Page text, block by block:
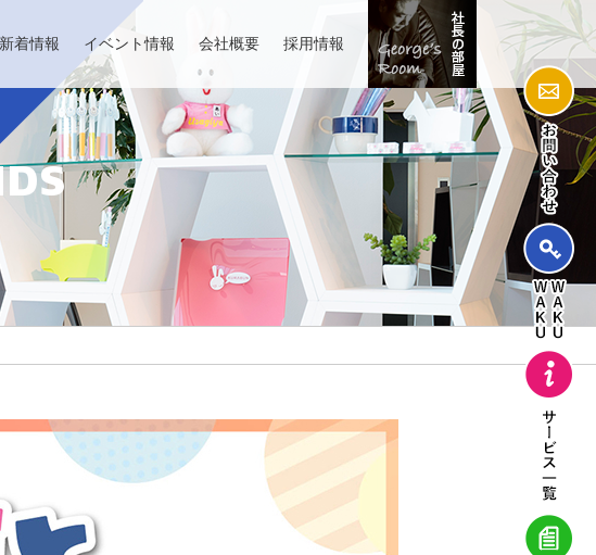
新着情報 イベント情報 会社概要 採用情報